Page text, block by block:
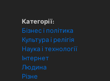
Категорії:
Бізнес і політика
Культура і релігія
Наука і технології
Інтернет
Людина
Різне